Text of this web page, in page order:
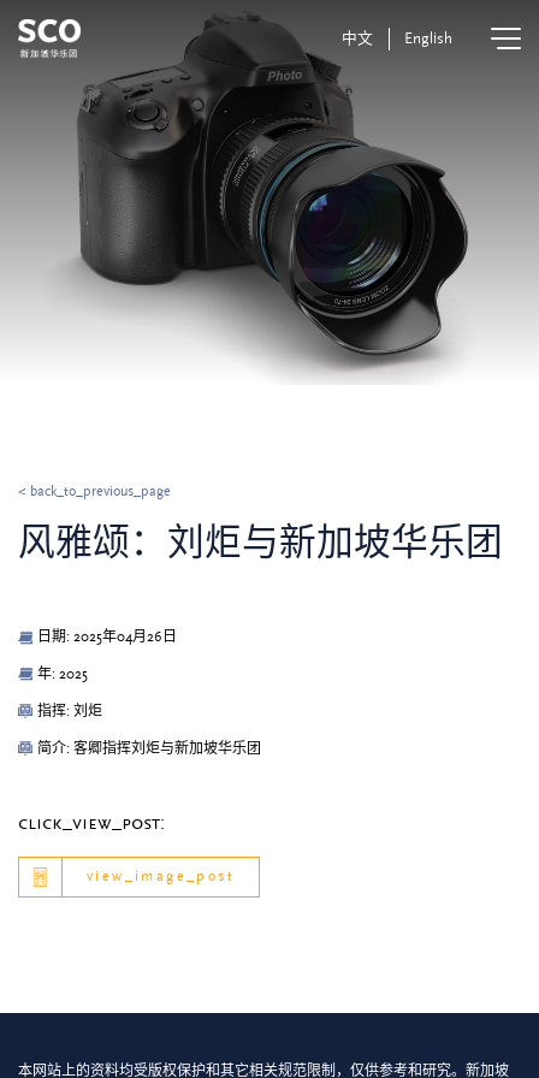
中文 English
< back_to_previous_page
风雅颂：刘炬与新加坡华乐团
日期: 2025年04月26日
年: 2025
指挥: 刘炬
简介: 客卿指挥刘炬与新加坡华乐团
click_view_post:
view_image_post
本网站上的资料均受版权保护和其它相关规范限制，仅供参考和研究。新加坡